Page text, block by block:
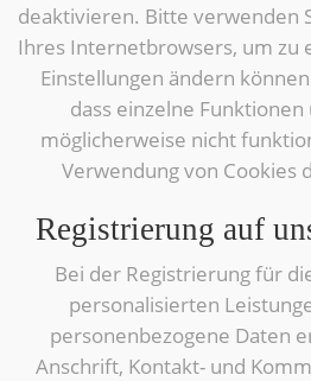
deaktivieren. Bitte verwenden
Ihres Internetbrowsers, um zu
Einstellungen ändern
dass einzelne
möglicherweise nicht
Verwendung von Cookies
Registrierung auf
Bei der Registrierung für
personalisierten
personenbezogene Daten
Anschrift, Kontakt- und